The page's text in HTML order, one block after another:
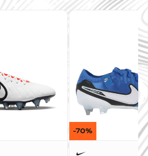
-70%